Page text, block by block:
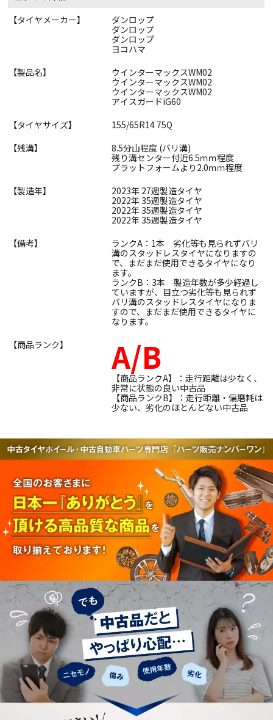
【タイヤメーカー】
ダンロップ
ダンロップ
ダンロップ
ヨコハマ
【製品名】
ウインターマックスWM02
ウインターマックスWM02
ウインターマックスWM02
アイスガードiG60
【タイヤサイズ】
155/65R14 75Q
【残溝】
8.5分山程度 (バリ溝)
残り溝センター付近6.5ｍｍ程度
プラットフォームより2.0ｍｍ程度
【製造年】
2023年 27週製造タイヤ
2022年 35週製造タイヤ
2022年 35週製造タイヤ
2022年 35週製造タイヤ
【備考】
ランクA：1本 劣化等も見られずバリ
溝のスタッドレスタイヤになりますの
で、まだまだ使用できるタイヤになり
ます。
ランクB：3本 製造年数が多少経過し
ていますが、目立つ劣化等も見られず
バリ溝のスタッドレスタイヤになりま
すので、まだまだ使用できるタイヤに
なります。
【商品ランク】
A/B
【商品ランクA】：走行距離は少なく、
非常に状態の良い中古品
【商品ランクB】：走行距離・偏磨耗は
少ない、劣化のほとんどない中古品